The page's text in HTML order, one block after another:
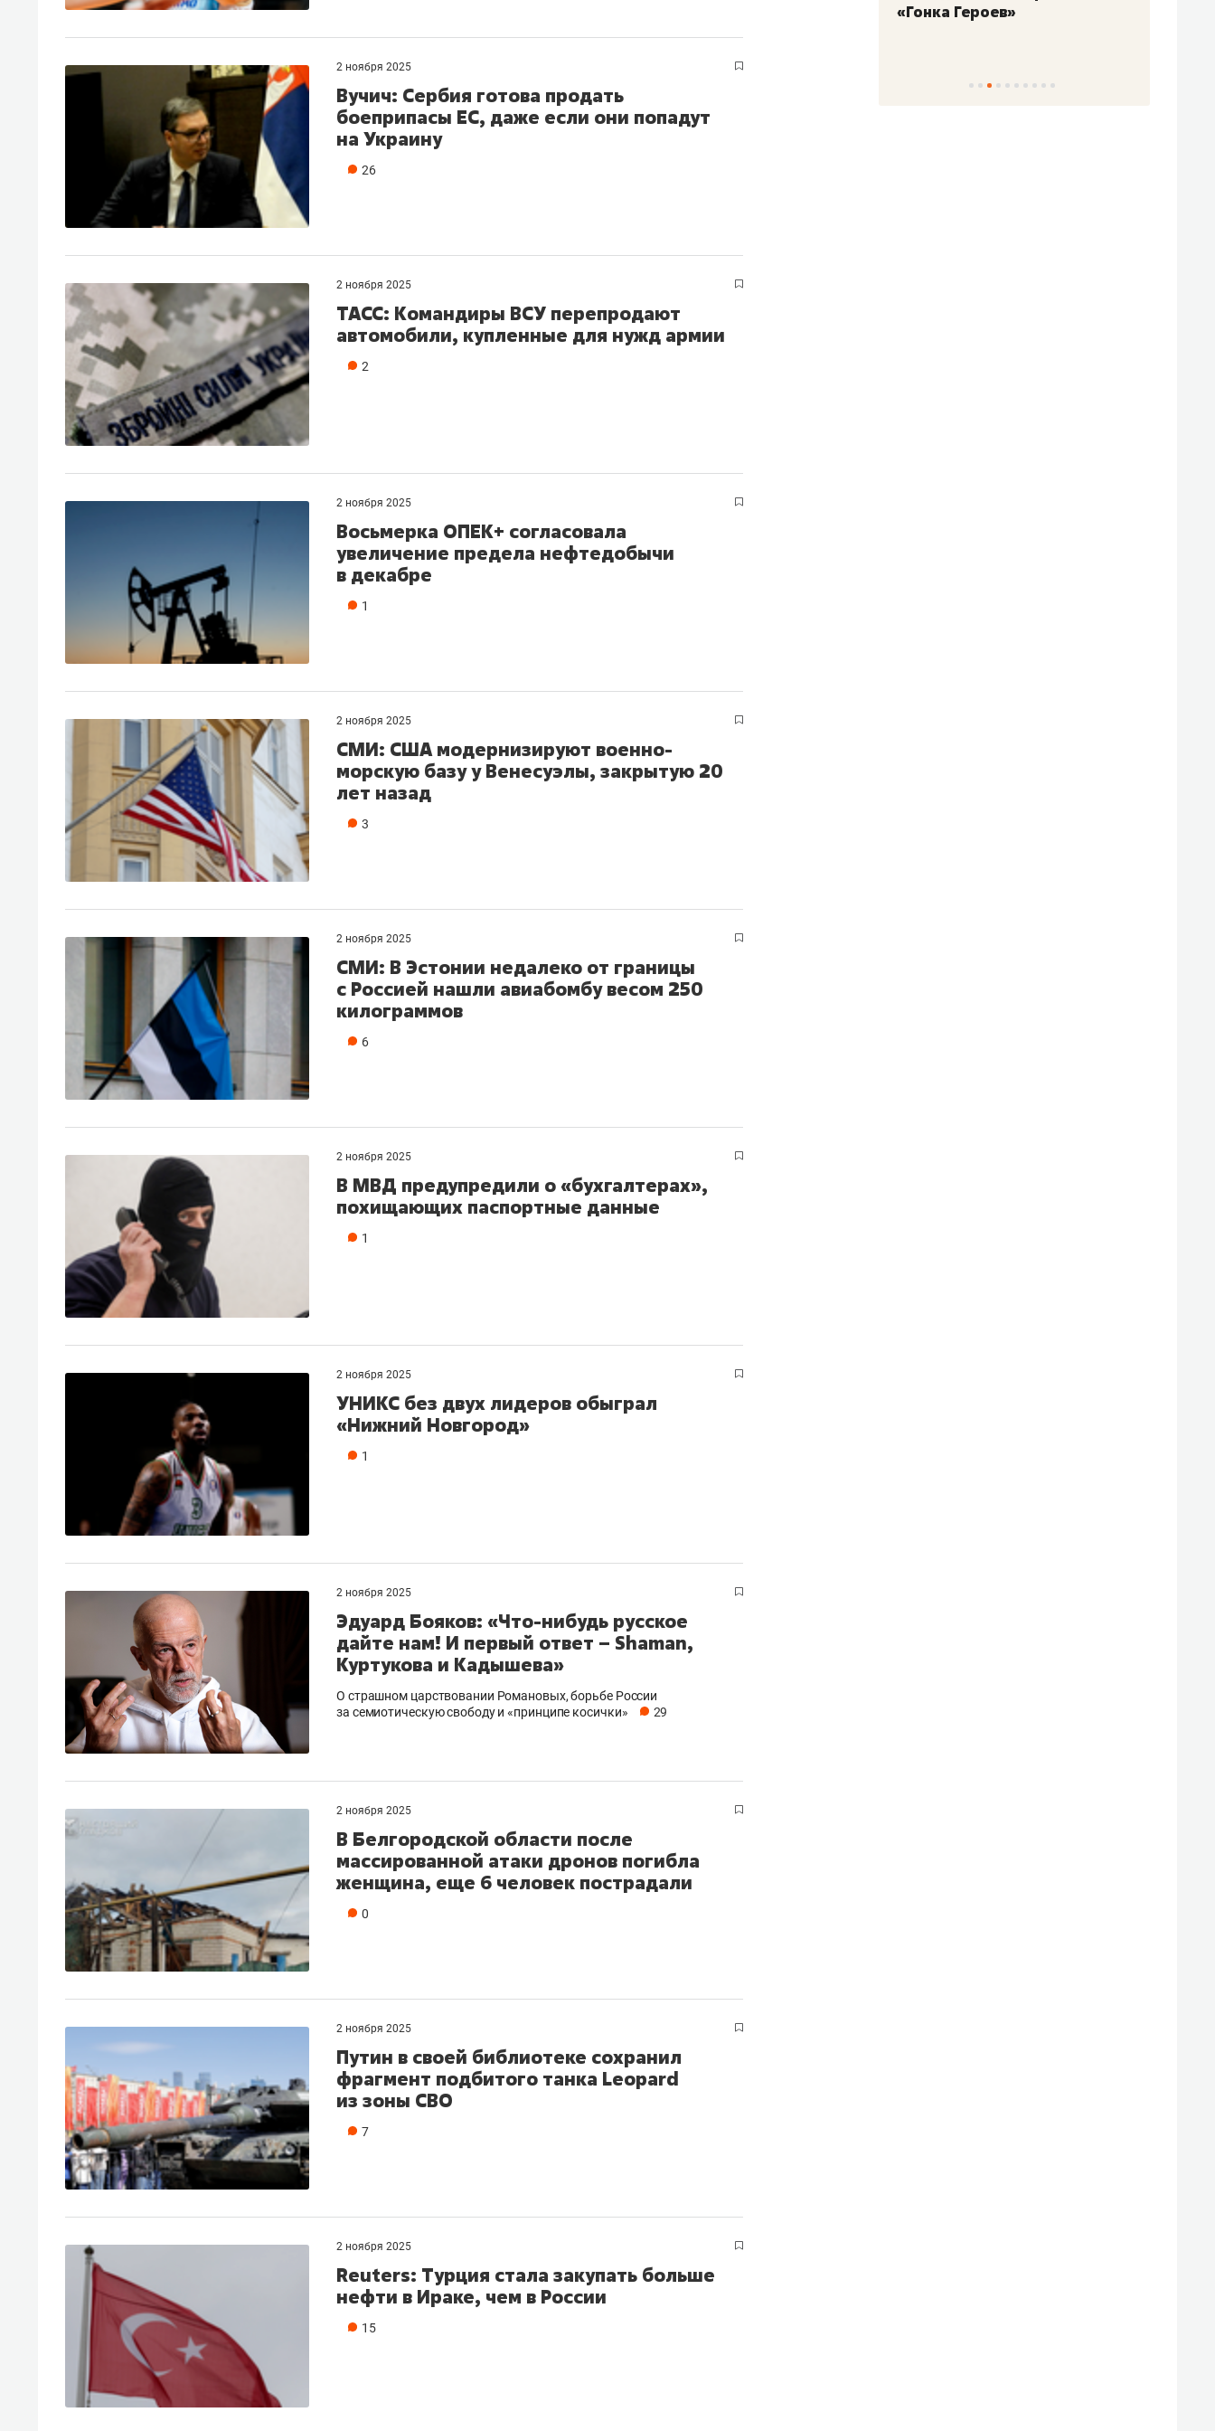
2 ноября 2025
Вучич: Сербия готова продать
боеприпасы ЕС, даже если они попадут
на Украину
26
2 ноября 2025
ТАСС: Командиры ВСУ перепродают
автомобили, купленные для нужд армии
2
2 ноября 2025
Восьмерка ОПЕК+ согласовала
увеличение предела нефтедобычи
в декабре
1
2 ноября 2025
СМИ: США модернизируют военно-
морскую базу у Венесуэлы, закрытую 20
лет назад
3
2 ноября 2025
СМИ: В Эстонии недалеко от границы
с Россией нашли авиабомбу весом 250
килограммов
6
2 ноября 2025
В МВД предупредили о «бухгалтерах»,
похищающих паспортные данные
1
2 ноября 2025
УНИКС без двух лидеров обыграл
«Нижний Новгород»
1
2 ноября 2025
Эдуард Бояков: «Что-нибудь русское
дайте нам! И первый ответ – Shaman,
Куртукова и Кадышева»
О страшном царствовании Романовых, борьбе России
за семиотическую свободу и «принципе косички»
29
2 ноября 2025
В Белгородской области после
массированной атаки дронов погибла
женщина, еще 6 человек пострадали
0
2 ноября 2025
Путин в своей библиотеке сохранил
фрагмент подбитого танка Leopard
из зоны СВО
7
2 ноября 2025
Reuters: Турция стала закупать больше
нефти в Ираке, чем в России
15
«Гонка Героев»